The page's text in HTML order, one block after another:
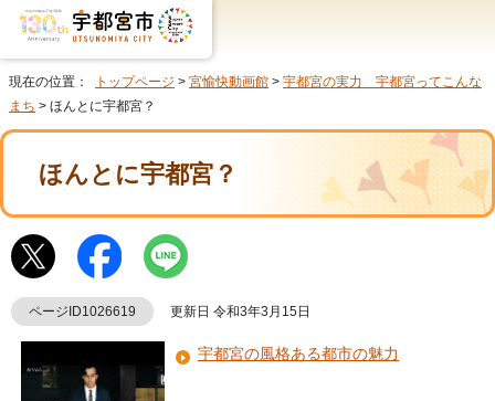
現在の位置： トップページ > 宮愉快動画館 > 宇都宮の実力 宇都宮ってこんな
まち > ほんとに宇都宮？
ほんとに宇都宮？
ページID1026619 更新日 令和3年3月15日
宇都宮の風格ある都市の魅力